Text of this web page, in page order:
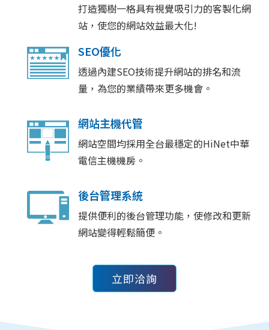
打造獨樹一格具有視覺吸引力的客製化網
站，使您的網站效益最大化!
SEO優化
透過內建SEO技術提升網站的排名和流
量，為您的業績帶來更多機會。
網站主機代管
網站空間均採用全台最穩定的HiNet中華
電信主機機房。
後台管理系統
提供便利的後台管理功能，使修改和更新
網站變得輕鬆簡便。
立即洽詢